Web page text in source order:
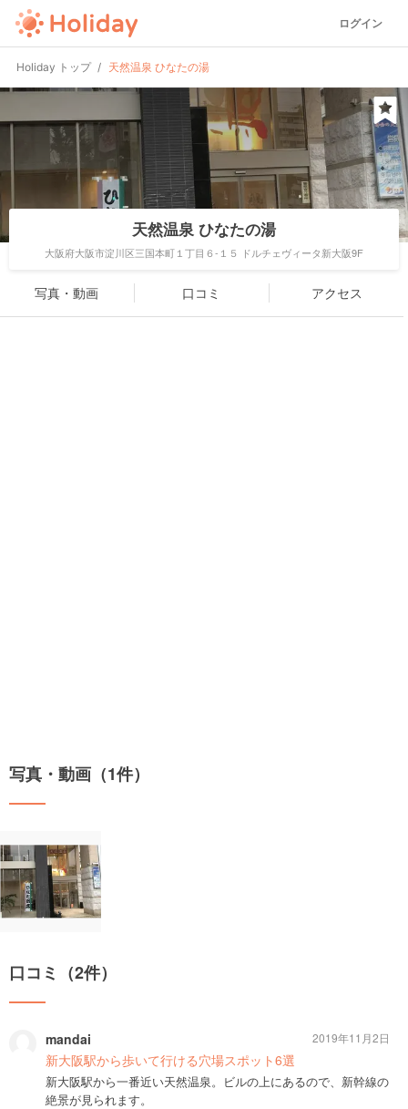
ログイン
Holiday トップ 天然温泉 ひなたの湯
天然温泉 ひなたの湯
大阪府大阪市淀川区三国本町１丁目６-１５ ドルチェヴィータ新大阪9F
写真・動画 口コミ アクセス
写真・動画（1件）
口コミ（2件）
mandai
新大阪駅から歩いて行ける穴場スポット6選
新大阪駅から一番近い天然温泉。ビルの上にあるので、新幹線の
絶景が見られます。
2019年11月2日